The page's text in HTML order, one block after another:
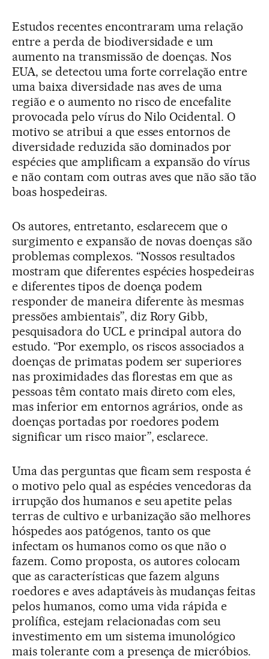
Estudos recentes encontraram uma relação
entre a perda de biodiversidade e um
aumento na transmissão de doenças. Nos
EUA, se detectou uma forte correlação entre
uma baixa diversidade nas aves de uma
região e o aumento no risco de encefalite
provocada pelo vírus do Nilo Ocidental. O
motivo se atribui a que esses entornos de
diversidade reduzida são dominados por
espécies que amplificam a expansão do vírus
e não contam com outras aves que não são tão
boas hospedeiras.
Os autores, entretanto, esclarecem que o
surgimento e expansão de novas doenças são
problemas complexos. “Nossos resultados
mostram que diferentes espécies hospedeiras
e diferentes tipos de doença podem
responder de maneira diferente às mesmas
pressões ambientais”, diz Rory Gibb,
pesquisadora do UCL e principal autora do
estudo. “Por exemplo, os riscos associados a
doenças de primatas podem ser superiores
nas proximidades das florestas em que as
pessoas têm contato mais direto com eles,
mas inferior em entornos agrários, onde as
doenças portadas por roedores podem
significar um risco maior”, esclarece.
Uma das perguntas que ficam sem resposta é
o motivo pelo qual as espécies vencedoras da
irrupção dos humanos e seu apetite pelas
terras de cultivo e urbanização são melhores
hóspedes aos patógenos, tanto os que
infectam os humanos como os que não o
fazem. Como proposta, os autores colocam
que as características que fazem alguns
roedores e aves adaptáveis às mudanças feitas
pelos humanos, como uma vida rápida e
prolífica, estejam relacionadas com seu
investimento em um sistema imunológico
mais tolerante com a presença de micróbios.